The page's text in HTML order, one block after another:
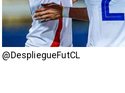
@DespliegueFutCL